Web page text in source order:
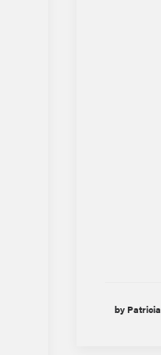
by Patricia